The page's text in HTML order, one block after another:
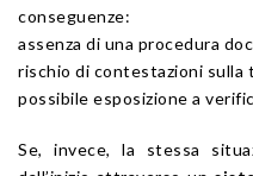
conseguenze:
assenza di una procedura
rischio di contestazioni sulla
possibile esposizione a
Se, invece, la stessa